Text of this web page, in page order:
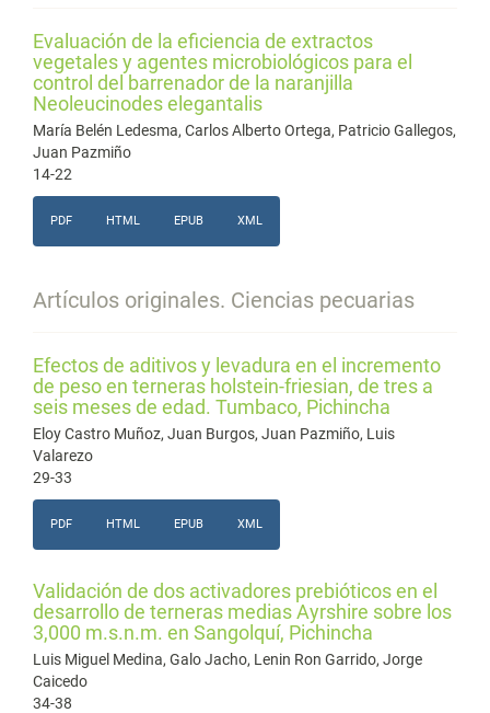
Evaluación de la eficiencia de extractos
vegetales y agentes microbiológicos para el
control del barrenador de la naranjilla
Neoleucinodes elegantalis
María Belén Ledesma, Carlos Alberto Ortega, Patricio Gallegos,
Juan Pazmiño
14-22
PDF HTML EPUB XML
Artículos originales. Ciencias pecuarias
Efectos de aditivos y levadura en el incremento
de peso en terneras holstein-friesian, de tres a
seis meses de edad. Tumbaco, Pichincha
Eloy Castro Muñoz, Juan Burgos, Juan Pazmiño, Luis
Valarezo
29-33
PDF HTML EPUB XML
Validación de dos activadores prebióticos en el
desarrollo de terneras medias Ayrshire sobre los
3,000 m.s.n.m. en Sangolquí, Pichincha
Luis Miguel Medina, Galo Jacho, Lenin Ron Garrido, Jorge
Caicedo
34-38